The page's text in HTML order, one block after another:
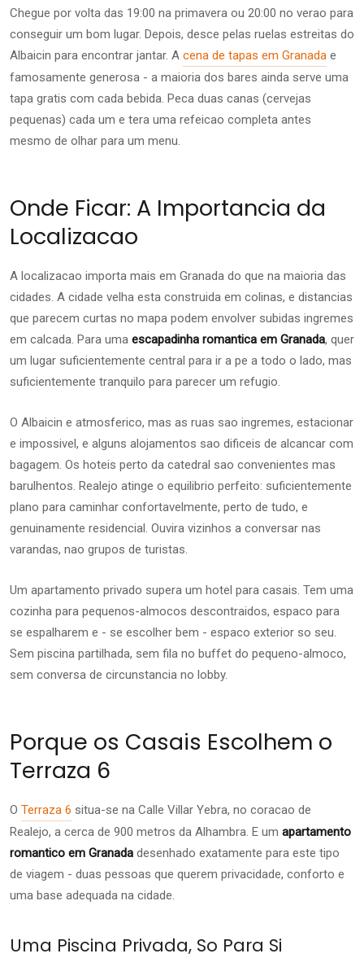
Chegue por volta das 19:00 na primavera ou 20:00 no verao para
conseguir um bom lugar. Depois, desce pelas ruelas estreitas do
Albaicin para encontrar jantar. A cena de tapas em Granada e
famosamente generosa - a maioria dos bares ainda serve uma
tapa gratis com cada bebida. Peca duas canas (cervejas
pequenas) cada um e tera uma refeicao completa antes
mesmo de olhar para um menu.
Onde Ficar: A Importancia da
Localizacao
A localizacao importa mais em Granada do que na maioria das
cidades. A cidade velha esta construida em colinas, e distancias
que parecem curtas no mapa podem envolver subidas ingremes
em calcada. Para uma escapadinha romantica em Granada, quer
um lugar suficientemente central para ir a pe a todo o lado, mas
suficientemente tranquilo para parecer um refugio.
O Albaicin e atmosferico, mas as ruas sao ingremes, estacionar
e impossivel, e alguns alojamentos sao dificeis de alcancar com
bagagem. Os hoteis perto da catedral sao convenientes mas
barulhentos. Realejo atinge o equilibrio perfeito: suficientemente
plano para caminhar confortavelmente, perto de tudo, e
genuinamente residencial. Ouvira vizinhos a conversar nas
varandas, nao grupos de turistas.
Um apartamento privado supera um hotel para casais. Tem uma
cozinha para pequenos-almocos descontraidos, espaco para
se espalharem e - se escolher bem - espaco exterior so seu.
Sem piscina partilhada, sem fila no buffet do pequeno-almoco,
sem conversa de circunstancia no lobby.
Porque os Casais Escolhem o
Terraza 6
O Terraza 6 situa-se na Calle Villar Yebra, no coracao de
Realejo, a cerca de 900 metros da Alhambra. E um apartamento
romantico em Granada desenhado exatamente para este tipo
de viagem - duas pessoas que querem privacidade, conforto e
uma base adequada na cidade.
Uma Piscina Privada, So Para Si